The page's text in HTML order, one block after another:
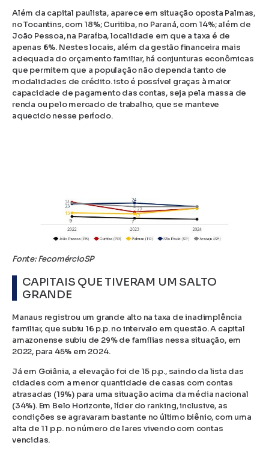
Além da capital paulista, aparece em situação oposta Palmas,
no Tocantins, com 18%; Curitiba, no Paraná, com 14%; além de
João Pessoa, na Paraíba, localidade em que a taxa é de
apenas 6%. Nestes locais, além da gestão financeira mais
adequada do orçamento familiar, há conjunturas econômicas
que permitem que a população não dependa tanto de
modalidades de crédito. isto é possível graças à maior
capacidade de pagamento das contas, seja pela massa de
renda ou pelo mercado de trabalho, que se manteve
aquecido nesse período.
Fonte: FecomércioSP
CAPITAIS QUE TIVERAM UM SALTO
GRANDE
Manaus registrou um grande alto na taxa de inadimplência
familiar, que subiu 16 p.p. no intervalo em questão. A capital
amazonense subiu de 29% de famílias nessa situação, em
2022, para 45% em 2024.
Já em Goiânia, a elevação foi de 15 p.p., saindo da lista das
cidades com a menor quantidade de casas com contas
atrasadas (19%) para uma situação acima da média nacional
(34%). Em Belo Horizonte, líder do ranking, inclusive, as
condições se agravaram bastante no último biênio, com uma
alta de 11 p.p. no número de lares vivendo com contas
vencidas.